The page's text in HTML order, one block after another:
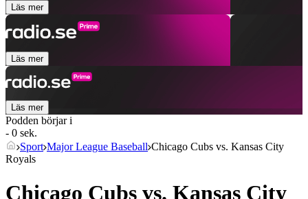
Läs mer
Läs mer
Läs mer
Podden börjar i
- 0 sek.
Sport Major League Baseball Chicago Cubs vs. Kansas City
Royals
Chicago Cubs vs. Kansas City